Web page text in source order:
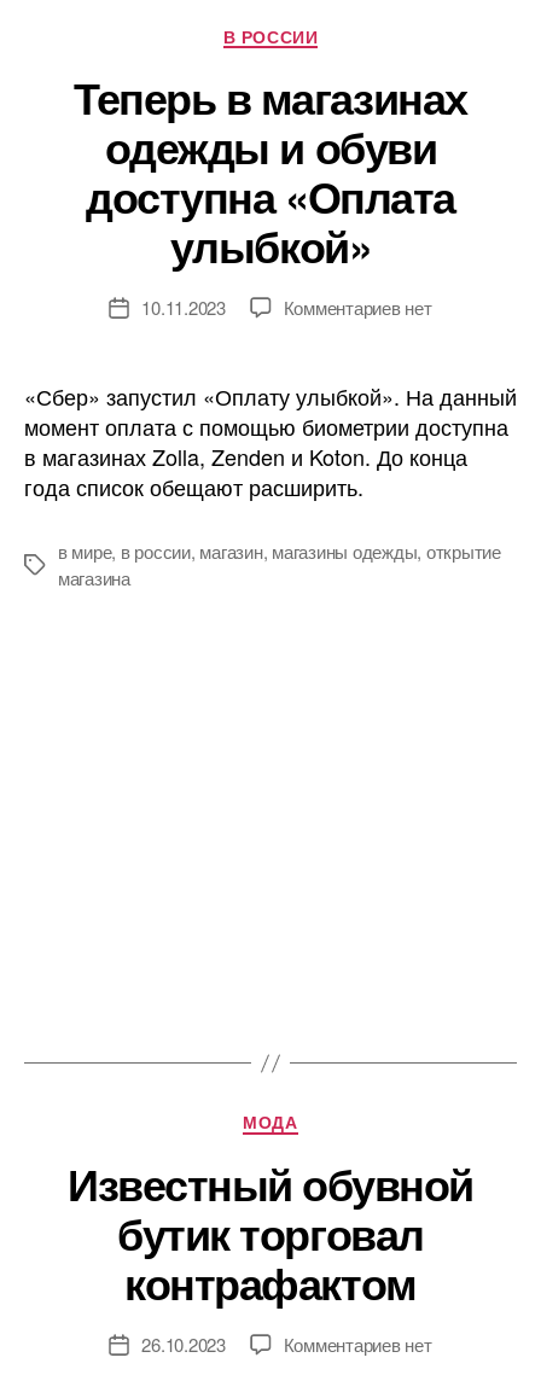
Рубрики
В РОССИИ
Теперь в магазинах
одежды и обуви
доступна «Оплата
улыбкой»
Дата10.11.2023 Комментариевк
в
магазинах
одежды
и
«Оплата
нет
«Сбер» запустил «Оплату улыбкой». На данный
момент оплата с помощью биометрии доступна
в магазинах Zolla, Zenden и Koton. До конца
года список обещают расширить.
Метки
в мире, в россии, магазин, магазины одежды, открытие
магазина
Рубрики
МОДА
Известный обувной
бутик торговал
контрафактом
Дата26.10.2023 Комментариевк
нет